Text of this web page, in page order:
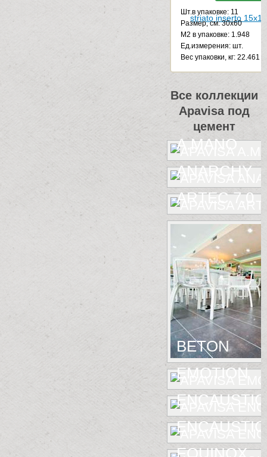
Шт.в упаковке: 11
Размер, см: 30x60
М2 в упаковке: 1.948
Ед.измерения: шт.
Веc упаковки, кг: 22.461
Все коллекции
Apavisa под
цемент
A.MANO
ANARCHY
ARTEC 7.0
BETON
EMOTION
ENCAUSTIC
EQUINOX